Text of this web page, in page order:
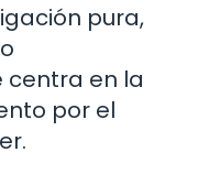
pura,
centra en la
por el